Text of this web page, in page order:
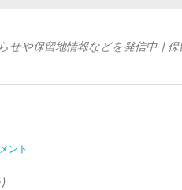
せや保留地情報などを発信中┃
ント